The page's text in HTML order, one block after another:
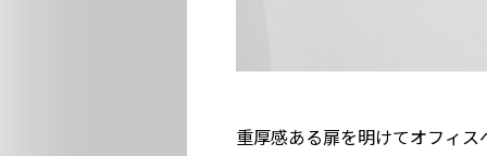
重厚感ある扉を明けてオフィス